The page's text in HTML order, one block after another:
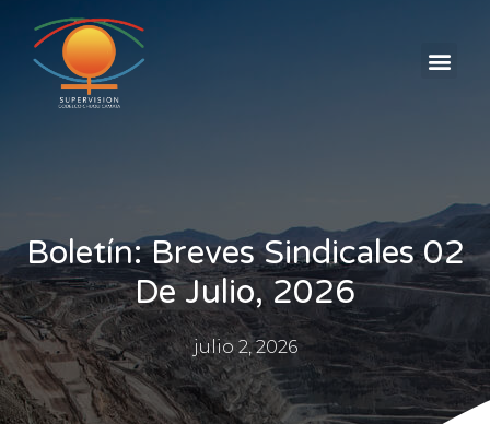
Boletín: Breves Sindicales 02
De Julio, 2026
julio 2, 2026